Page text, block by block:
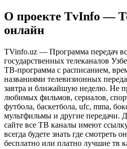
О проекте TvInfo —
онлайн
TVinfo.uz — Программа передач
государственных телеканалов
ТВ-программа с расписанием,
названиями телевизионных
завтра и ближайшую неделю. Не
любимых фильмов, сериалов,
футбола, баскетбола, ufc, mma,
мультфильмы и другие передачи.
сайте все ТВ каналы имеют
всегда будете знать где смотреть
бесплатно или платно лучшие тв